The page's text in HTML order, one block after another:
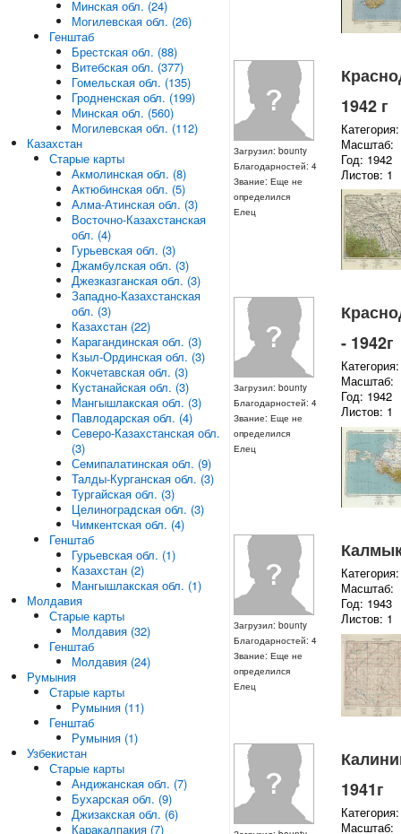
Загрузил: bounty
Благодарностей: 4
Звание: Еще не
определился
Елец
1942 г
Масштаб:
Год: 1942
Листов: 1
Загрузил: bounty
Благодарностей: 4
Звание: Еще не
определился
Елец
- 1942г
Масштаб:
Год: 1942
Листов: 1
Загрузил: bounty
Благодарностей: 4
Звание: Еще не
определился
Елец
Масштаб:
Год: 1943
Листов: 1
1941г
Масштаб:
Минская обл. (24)
Могилевская обл. (26)
Генштаб
Брестская обл. (88)
Витебская обл. (377)
Гомельская обл. (135)
Гродненская обл. (199)
Минская обл. (560)
Могилевская обл. (112)
Казахстан
Старые карты
Акмолинская обл. (8)
Актюбинская обл. (5)
Алма-Атинская обл. (3)
Восточно-Казахстанская
обл. (4)
Гурьевская обл. (3)
Джамбулская обл. (3)
Джезказганская обл. (3)
Западно-Казахстанская
обл. (3)
Казахстан (22)
Карагандинская обл. (3)
Кзыл-Ординская обл. (3)
Кокчетавская обл. (3)
Кустанайская обл. (3)
Мангышлакская обл. (3)
Павлодарская обл. (4)
Северо-Казахстанская обл.
(3)
Семипалатинская обл. (9)
Талды-Курганская обл. (3)
Тургайская обл. (3)
Целиноградская обл. (3)
Чимкентская обл. (4)
Генштаб
Гурьевская обл. (1)
Казахстан (2)
Мангышлакская обл. (1)
Молдавия
Старые карты
Молдавия (32)
Генштаб
Молдавия (24)
Румыния
Старые карты
Румыния (11)
Генштаб
Румыния (1)
Узбекистан
Старые карты
Андижанская обл. (7)
Бухарская обл. (9)
Джизакская обл. (6)
Каракалпакия (7)